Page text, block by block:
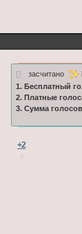
засчитано
1. Бесплатный
2. Платные
3. Сумма
+2